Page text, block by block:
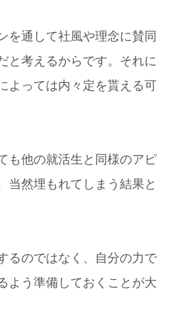
を通して社風や理念に賛同
と考えるからです。それに
よっては内々定を貰える可
も他の就活生と同様のアピ
当然埋もれてしまう結果と
るのではなく、自分の力で
よう準備しておくことが大